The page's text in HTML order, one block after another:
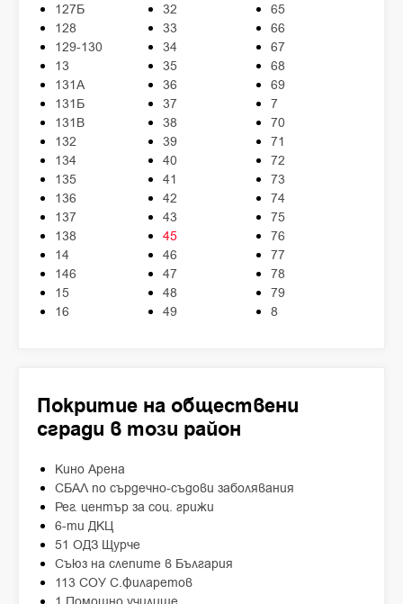
127Б
128
129-130
13
131А
131Б
131В
132
134
135
136
137
138
14
146
15
16
32
33
34
35
36
37
38
39
40
41
42
43
45
46
47
48
49
65
66
67
68
69
7
70
71
72
73
74
75
76
77
78
79
8
Покритие на обществени
сгради в този район
Кино Арена
СБАЛ по сърдечно-съдови заболявания
Рег. център за соц. грижи
6-ти ДКЦ
51 ОДЗ Щурче
Съюз на слепите в България
113 СОУ С.Филаретов